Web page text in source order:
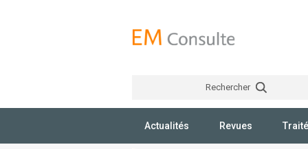
Rechercher
Actualités Revues